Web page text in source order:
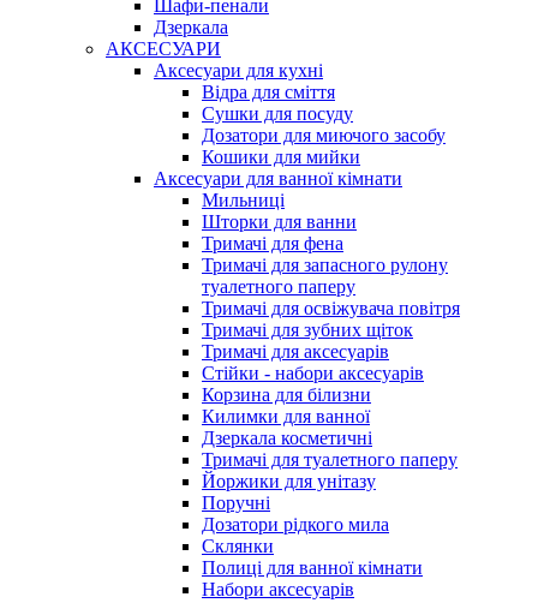
Шафи-пенали
Дзеркала
АКСЕСУАРИ
Аксесуари для кухні
Відра для сміття
Сушки для посуду
Дозатори для миючого засобу
Кошики для мийки
Аксесуари для ванної кімнати
Мильниці
Шторки для ванни
Тримачі для фена
Тримачі для запасного рулону
туалетного паперу
Тримачі для освіжувача повітря
Тримачі для зубних щіток
Тримачі для аксесуарів
Стійки - набори аксесуарів
Корзина для білизни
Килимки для ванної
Дзеркала косметичні
Тримачі для туалетного паперу
Йоржики для унітазу
Поручні
Дозатори рідкого мила
Склянки
Полиці для ванної кімнати
Набори аксесуарів